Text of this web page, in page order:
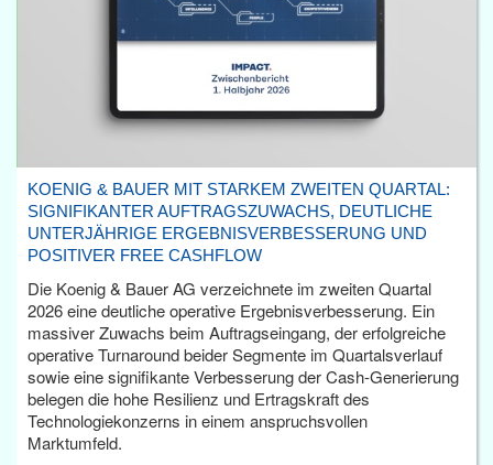
KOENIG & BAUER MIT STARKEM ZWEITEN QUARTAL:
SIGNIFIKANTER AUFTRAGSZUWACHS, DEUTLICHE
UNTERJÄHRIGE ERGEBNISVERBESSERUNG UND
POSITIVER FREE CASHFLOW
Die Koenig & Bauer AG verzeichnete im zweiten Quartal
2026 eine deutliche operative Ergebnisverbesserung. Ein
massiver Zuwachs beim Auftragseingang, der erfolgreiche
operative Turnaround beider Segmente im Quartalsverlauf
sowie eine signifikante Verbesserung der Cash-Generierung
belegen die hohe Resilienz und Ertragskraft des
Technologiekonzerns in einem anspruchsvollen
Marktumfeld.